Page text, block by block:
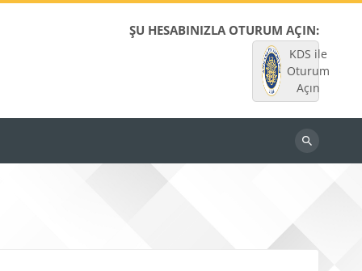
ŞU HESABINIZLA OTURUM AÇIN:
KDS ile
Oturum
Açın
Dersleri